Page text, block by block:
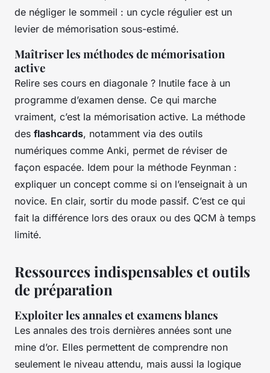
de négliger le sommeil : un cycle régulier est un
levier de mémorisation sous-estimé.
Maîtriser les méthodes de mémorisation
active
Relire ses cours en diagonale ? Inutile face à un
programme d’examen dense. Ce qui marche
vraiment, c’est la mémorisation active. La méthode
des flashcards, notamment via des outils
numériques comme Anki, permet de réviser de
façon espacée. Idem pour la méthode Feynman :
expliquer un concept comme si on l’enseignait à un
novice. En clair, sortir du mode passif. C’est ce qui
fait la différence lors des oraux ou des QCM à temps
limité.
Ressources indispensables et outils
de préparation
Exploiter les annales et examens blancs
Les annales des trois dernières années sont une
mine d’or. Elles permettent de comprendre non
seulement le niveau attendu, mais aussi la logique